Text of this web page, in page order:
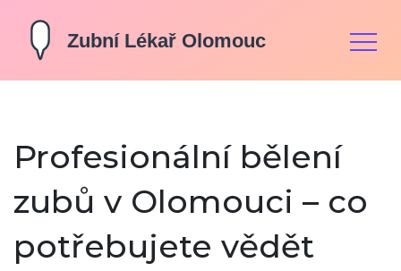
Profesionální bělení
zubů v Olomouci – co
potřebujete vědět